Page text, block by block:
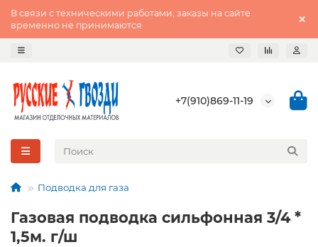
В связи с техническими работами, заказы на сайте
временно не принимаются
+7(910)869-11-19
Подводка для газа
Газовая подводка сильфонная 3/4 *
1,5м. г/ш